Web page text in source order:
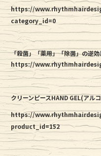
https://
category_id=0
「殺菌」「薬用」「除菌」の逆
https://
クリーンピースHAND GEL(アル
https://
product_id=152